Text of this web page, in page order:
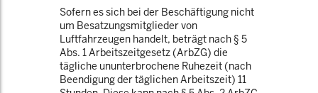
Sofern es sich bei der Beschäftigung nicht
um Besatzungsmitglieder von
Luftfahrzeugen handelt, beträgt nach § 5
Abs. 1 Arbeitszeitgesetz (ArbZG) die
tägliche ununterbrochene Ruhezeit (nach
Beendigung der täglichen Arbeitszeit) 11